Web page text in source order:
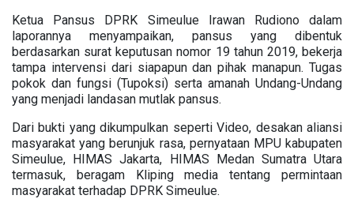
Ketua Pansus DPRK Simeulue Irawan Rudiono dalam
laporannya menyampaikan, pansus yang dibentuk
berdasarkan surat keputusan nomor 19 tahun 2019, bekerja
tampa intervensi dari siapapun dan pihak manapun. Tugas
pokok dan fungsi (Tupoksi) serta amanah Undang-Undang
yang menjadi landasan mutlak pansus.
Dari bukti yang dikumpulkan seperti Video, desakan aliansi
masyarakat yang berunjuk rasa, pernyataan MPU kabupaten
Simeulue, HIMAS Jakarta, HIMAS Medan Sumatra Utara
termasuk, beragam Kliping media tentang permintaan
masyarakat terhadap DPRK Simeulue.